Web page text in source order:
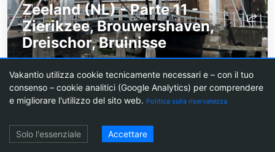
Zeeland (NL) - Parte 11 -
Zierikzee, Brouwershaven,
Dreischor, Bruinisse
imponenti porte cittadine, navi storiche,
naturalmente un mulino a vento, molti negozi e
una torre massiccia che sembra un po' fuori...
Vakantio utilizza cookie tecnicamente necessari e – con il tuo
consenso – cookie analitici (Google Analytics) per comprendere
e migliorare l'utilizzo del sito web. Politica sulla riservatezza
Solo l'essenziale Accettare